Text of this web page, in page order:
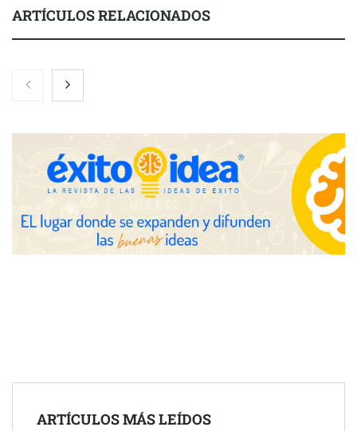
ARTÍCULOS RELACIONADOS
Nicols presenta seis modelos de anillos de compromiso para el
eclipse solar del 12 de agosto
avanzadas para trading estratégico
COMPALISS de LYSOTRIC: cuando un solo producto multiplica
las posibilidades del salón profesional
ARTÍCULOS MÁS LEÍDOS